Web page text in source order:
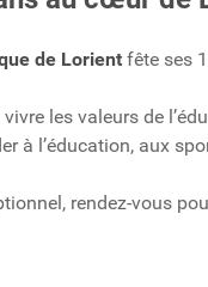
de Lorientfête ses
les valeurs de
à l’éducation, aux
rendez-vous